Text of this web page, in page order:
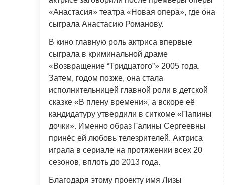
«Анастасия» театра «Новая опера», где она
сыграла Анастасию Романову.
В кино главную роль актриса впервые
сыграла в криминальной драме
«Возвращение “Тридцатого”» 2005 года.
Затем, годом позже, она стала
исполнительницей главной роли в детской
сказке «В плену времени», а вскоре её
кандидатуру утвердили в ситкоме «Папины
дочки». Именно образ Галины Сергеевны
принёс ей любовь телезрителей. Актриса
играла в сериале на протяжении всех 20
сезонов, вплоть до 2013 года.
Благодаря этому проекту имя Лизы